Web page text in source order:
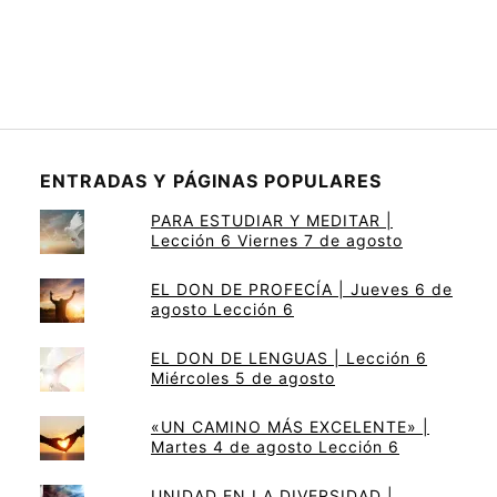
ENTRADAS Y PÁGINAS POPULARES
PARA ESTUDIAR Y MEDITAR |
Lección 6 Viernes 7 de agosto
EL DON DE PROFECÍA | Jueves 6 de
agosto Lección 6
EL DON DE LENGUAS | Lección 6
Miércoles 5 de agosto
«UN CAMINO MÁS EXCELENTE» |
Martes 4 de agosto Lección 6